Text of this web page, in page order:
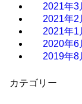
2021年3
2021年2
2021年1
2020年6
2019年8
カテゴリー